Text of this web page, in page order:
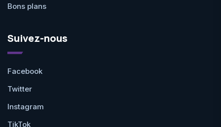
Bons plans
Suivez-nous
Facebook
Twitter
Instagram
TikTok